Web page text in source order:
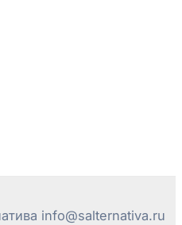
info@salternativa.ru